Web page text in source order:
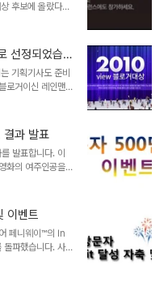
린다. 영화, 애니,
달한다. 사람들
후보에 올랐다는
후보에 선정되
후보로 선정이
에 다소 무리수를
미네이트 되는 등
기도 했었는데, 이
히 올해는 눈에
선정되었습
기획기사도 준비
로거이신 레인맨
그 대상 후보에
각을 가지고 있
암튼 해마다 연
는데, 좀 쑥스럽기
기도 하고 그렇습
당에 신생 블로그
과 발표
발표합니다. 이
화의 여주인공을
입니다. 한국 최초
추셨고, 오답자도
[해운대]의 하지
무튼 정답을 맞
™ 빨간양산 acejw
비화 Dr.Kurse
이벤트
페니웨이™의 In
파했습니다. 사
에 여러 환경변